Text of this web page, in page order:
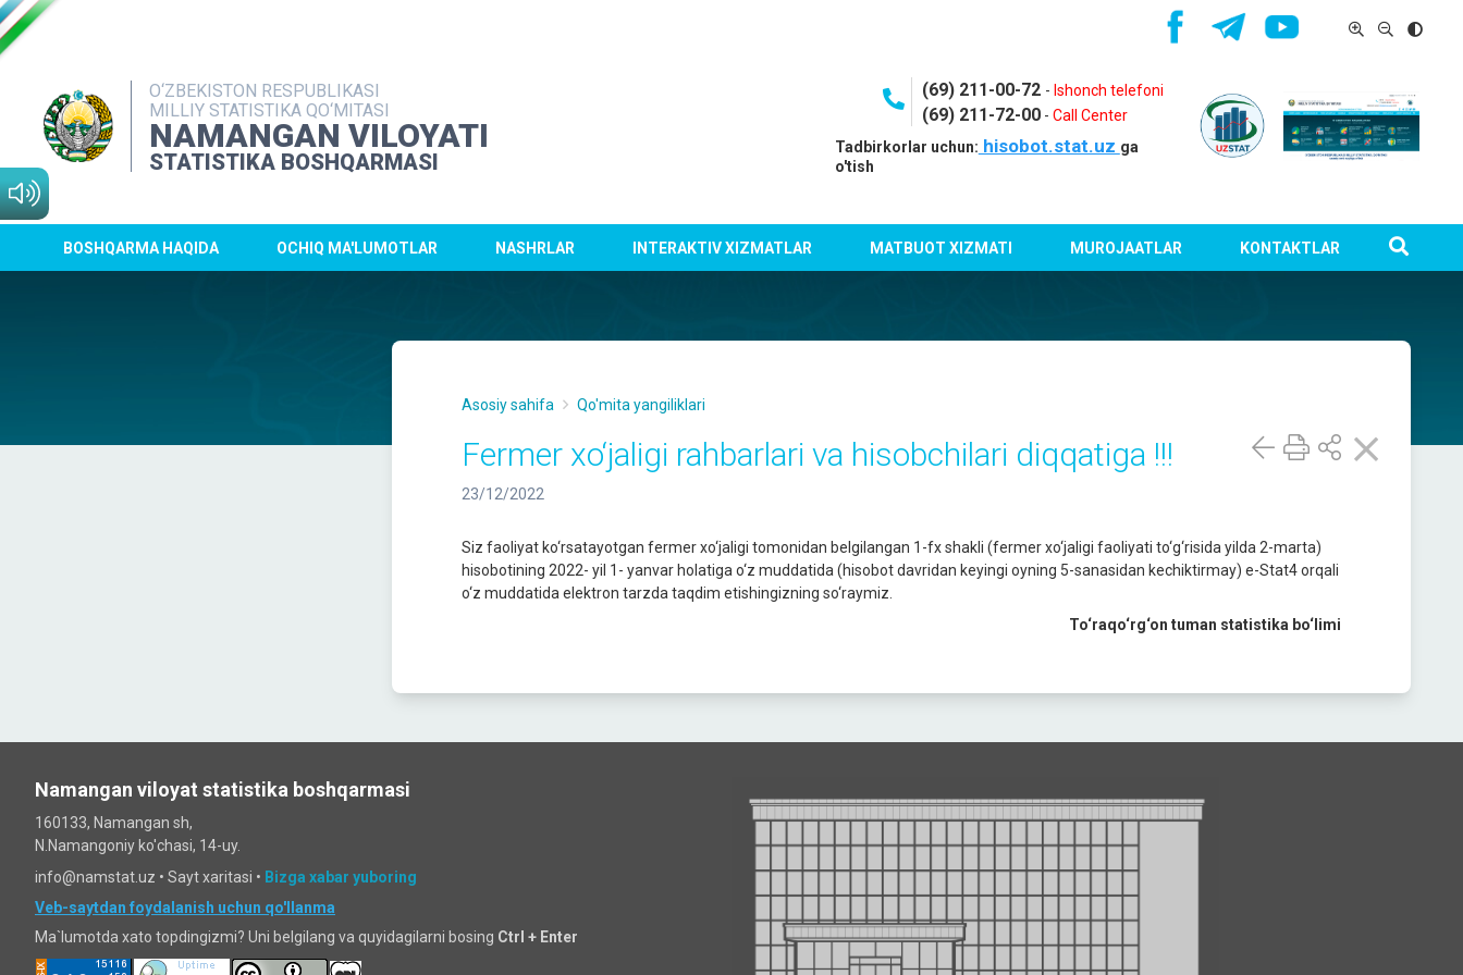
O‘ZBEKISTON RESPUBLIKASI
MILLIY STATISTIKA QO‘MITASI
NAMANGAN VILOYATI
STATISTIKA BOSHQARMASI
(69) 211-00-72 - Ishonch telefoni
(69) 211-72-00- Call Center
Tadbirkorlar uchun: hisobot.stat.uz ga
o'tish
BOSHQARMA HAQIDA OCHIQ MA'LUMOTLAR NASHRLAR INTERAKTIV XIZMATLAR MATBUOT XIZMATI MUROJAATLAR KONTAKTLAR
Asosiy sahifa Qo'mita yangiliklari
Fermer xo‘jaligi rahbarlari va hisobchilari diqqatiga !!!
23/12/2022
Siz faoliyat ko‘rsatayotgan fermer xo‘jaligi tomonidan belgilangan 1-fx shakli (fermer xo‘jаligi fаoliyati to‘g‘risidа yilda 2-marta)
hisobotining 2022- yil 1- yanvar holatiga o‘z muddatida (hisobot davridan keyingi oyning 5-sanasidan kechiktirmay) e-Stat4 orqali
o‘z muddatida elektron tarzda taqdim etishingizning so‘raymiz.
To‘raqo‘rg‘on tuman statistika bo‘limi
Namangan viloyat statistika boshqarmasi
160133, Namangan sh,
N.Namangoniy ko'chasi, 14-uy.
info@namstat.uz • Sayt xaritasi • Bizga xabar yuboring
Veb-saytdan foydalanish uchun qo'llanma
Ma`lumotda xato topdingizmi? Uni belgilang va quyidagilarni bosing Ctrl + Enter